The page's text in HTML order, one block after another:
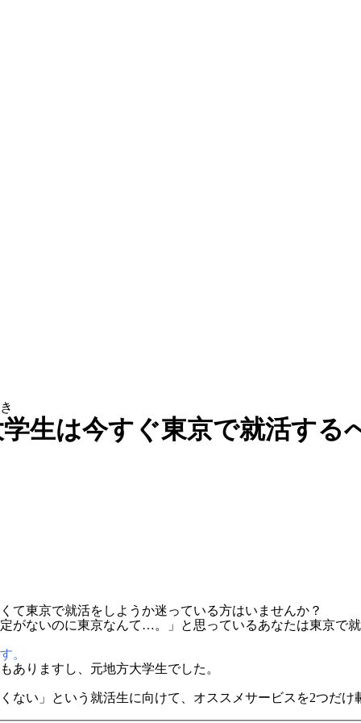
生は今すぐ東京で就活する
て東京で就活をしようか迷っている方はいませんか？
ないのに東京なんて…。」と思っているあなたは東京で就
。
ありますし、元地方大学生でした。
い」という就活生に向けて、オススメサービスを2つだけ